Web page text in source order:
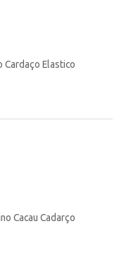
Cardaço Elastico
Cacau Cadarço